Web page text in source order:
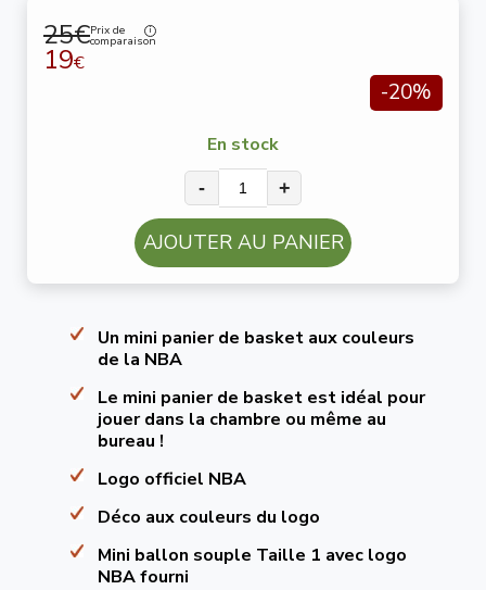
25€Prix de
comparaison
19€
-20%
En stock
- +
AJOUTER AU PANIER
Un mini panier de basket aux couleurs
de la NBA
Le mini panier de basket est idéal pour
jouer dans la chambre ou même au
bureau !
Logo officiel NBA
Déco aux couleurs du logo
Mini ballon souple Taille 1 avec logo
NBA fourni